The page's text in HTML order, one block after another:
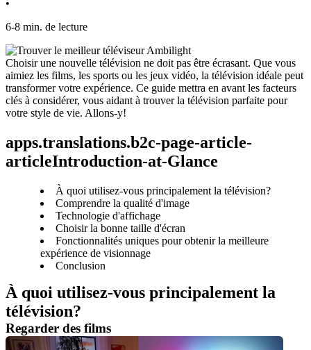
•
6-8 min. de lecture
Choisir une nouvelle télévision ne doit pas être écrasant. Que vous
aimiez les films, les sports ou les jeux vidéo, la télévision idéale peut
transformer votre expérience. Ce guide mettra en avant les facteurs
clés à considérer, vous aidant à trouver la télévision parfaite pour
votre style de vie. Allons-y!
apps.translations.b2c-page-article-
articleIntroduction-at-Glance
À quoi utilisez-vous principalement la télévision?
Comprendre la qualité d'image
Technologie d'affichage
Choisir la bonne taille d'écran
Fonctionnalités uniques pour obtenir la meilleure
expérience de visionnage
Conclusion
À quoi utilisez-vous principalement la
télévision?
Regarder des films